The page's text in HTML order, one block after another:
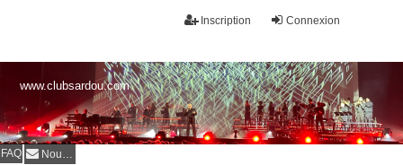
Connexion
Inscription
www.clubsardou.com
FAQ Nous contacter